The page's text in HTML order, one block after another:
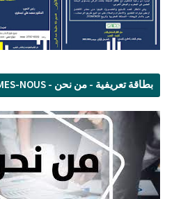
بطاقة تعريفية - من نحن - QUI SOMMES-NOUS